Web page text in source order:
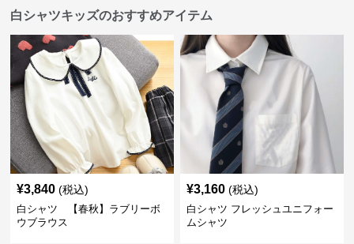
白シャツキッズのおすすめアイテム
¥3,840 (税込)
白シャツ 【春秋】ラブリーボ
ウブラウス
¥3,160 (税込)
白シャツ フレッシュユニフォー
ムシャツ